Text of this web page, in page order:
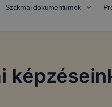
Szakmai dokumentumok